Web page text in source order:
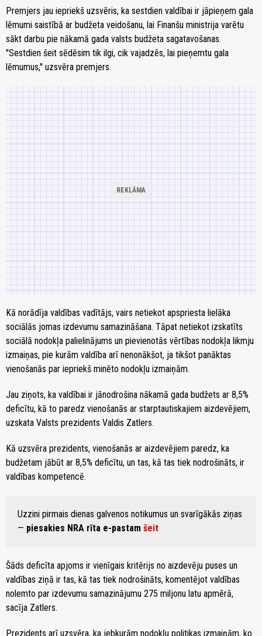
Premjers jau iepriekš uzsvēris, ka sestdien valdībai ir jāpieņem gala
lēmumi saistībā ar budžeta veidošanu, lai Finanšu ministrija varētu
sākt darbu pie nākamā gada valsts budžeta sagatavošanas.
''Sestdien šeit sēdēsim tik ilgi, cik vajadzēs, lai pieņemtu gala
lēmumus,'' uzsvēra premjers.
Kā norādīja valdības vadītājs, vairs netiekot apspriesta lielāka
sociālās jomas izdevumu samazināšana. Tāpat netiekot izskatīts
sociālā nodokļa palielinājums un pievienotās vērtības nodokļa likmju
izmaiņas, pie kurām valdība arī nenonākšot, ja tikšot panāktas
vienošanās par iepriekš minēto nodokļu izmaiņām.
Jau ziņots, ka valdībai ir jānodrošina nākamā gada budžets ar 8,5%
deficītu, kā to paredz vienošanās ar starptautiskajiem aizdevējiem,
uzskata Valsts prezidents Valdis Zatlers.
Kā uzsvēra prezidents, vienošanās ar aizdevējiem paredz, ka
budžetam jābūt ar 8,5% deficītu, un tas, kā tas tiek nodrošināts, ir
valdības kompetencē.
Uzzini pirmais dienas galvenos notikumus un svarīgākās ziņas
— piesakies NRA rīta e-pastam šeit
Šāds deficīta apjoms ir vienīgais kritērijs no aizdevēju puses un
valdības ziņā ir tas, kā tas tiek nodrošināts, komentējot valdības
nolemto par izdevumu samazinājumu 275 miljonu latu apmērā,
sacīja Zatlers.
Prezidents arī uzsvēra, ka jebkurām nodokļu politikas izmaiņām, ko